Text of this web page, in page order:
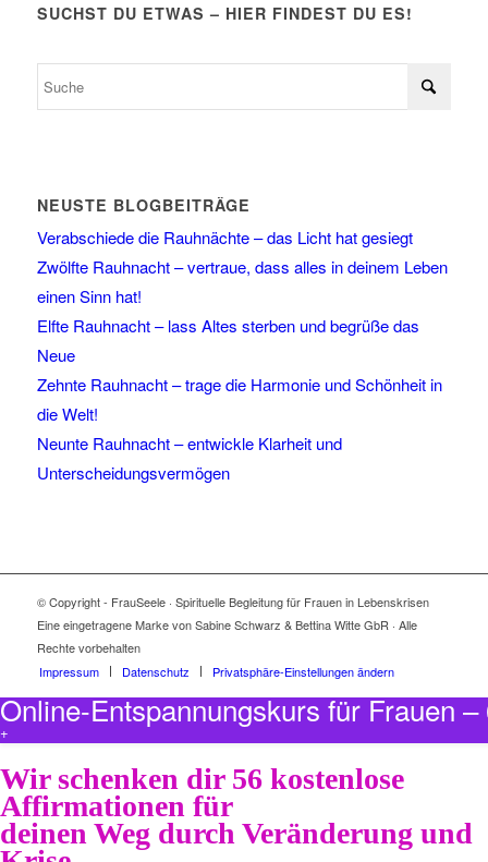
SUCHST DU ETWAS – HIER FINDEST DU ES!
NEUSTE BLOGBEITRÄGE
Verabschiede die Rauhnächte – das Licht hat gesiegt
Zwölfte Rauhnacht – vertraue, dass alles in deinem Leben
einen Sinn hat!
Elfte Rauhnacht – lass Altes sterben und begrüße das
Neue
Zehnte Rauhnacht – trage die Harmonie und Schönheit in
die Welt!
Neunte Rauhnacht – entwickle Klarheit und
Unterscheidungsvermögen
© Copyright - FrauSeele · Spirituelle Begleitung für Frauen in Lebenskrisen
Eine eingetragene Marke von Sabine Schwarz & Bettina Witte GbR · Alle
Rechte vorbehalten
Impressum
Datenschutz Privatsphäre-Einstellungen ändern
Online-Entspannungskurs für Frauen
+
Wir schenken dir 56 kostenlose
Affirmationen für
deinen Weg durch Veränderung und